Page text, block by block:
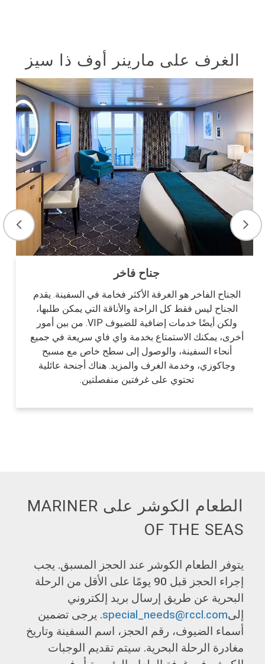
الغرف على مارينر أوف ذا سيز
جناح فاخر
الجناح الفاخر هو الغرفة الأكثر فخامة في السفينة. يقدم
الجناح ليس فقط كل الراحة والأناقة التي يمكن طلبها،
ولكن أيضًا خدمات إضافية للضيوف VIP. من بين أمور
أخرى، يمكنك الاستمتاع بخدمة واي فاي سريعة في جميع
أنحاء السفينة، والوصول إلى سطح خاص مع مسبح
وجاكوزي، وخدمة الغرف والمزيد. هناك أجنحة عائلية
تحتوي على غرفتين منفصلتين.
الطعام الكوشر على MARINER
OF THE SEAS
يتوفر الطعام الكوشر عند الحجز المسبق. يجب
إجراء الحجز قبل 90 يومًا على الأقل من الرحلة
البحرية عن طريق إرسال بريد إلكتروني
إلىspecial_needs@rccl.com. يرجى تضمين
أسماء الضيوف، رقم الحجز، اسم السفينة وتاريخ
مغادرة الرحلة البحرية. سيتم تقديم الوجبات